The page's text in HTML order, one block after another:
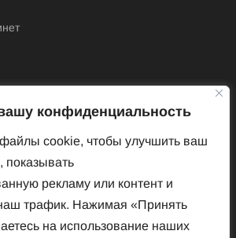
конфиденциальность
cookie, чтобы улучшить ваш
показывать
рекламу или контент и
трафик. Нажимая «Принять
на использование наших
журнал